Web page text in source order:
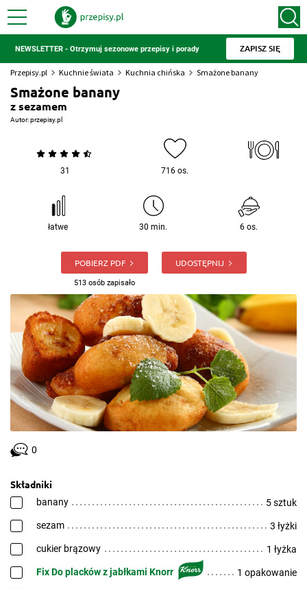
NEWSLETTER - Otrzymuj sezonowe przepisy i porady ZAPISZ SIĘ
Przepisy.pl Kuchnie świata Kuchnia chińska Smażone banany
Smażone banany
z sezamem
Autor:przepisy.pl
31 716 os.
łatwe 30 min. 6 os.
POBIERZ PDF
513 osób zapisało
UDOSTĘPNIJ
0
Składniki
banany 5 sztuk
sezam 3 łyżki
cukier brązowy 1 łyżka
Fix Do placków z jabłkami Knorr 1 opakowanie